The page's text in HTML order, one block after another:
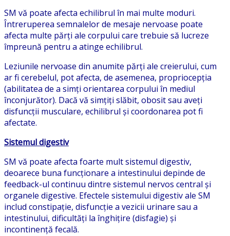
SM vă poate afecta echilibrul în mai multe moduri.
Întreruperea semnalelor de mesaje nervoase poate
afecta multe părți ale corpului care trebuie să lucreze
împreună pentru a atinge echilibrul.
Leziunile nervoase din anumite părți ale creierului, cum
ar fi cerebelul, pot afecta, de asemenea, propriocepția
(abilitatea de a simți orientarea corpului în mediul
înconjurător). Dacă vă simțiți slăbit, obosit sau aveți
disfuncții musculare, echilibrul și coordonarea pot fi
afectate.
Sistemul digestiv
SM vă poate afecta foarte mult sistemul digestiv,
deoarece buna funcționare a intestinului depinde de
feedback-ul continuu dintre sistemul nervos central și
organele digestive. Efectele sistemului digestiv ale SM
includ constipație, disfuncție a vezicii urinare sau a
intestinului, dificultăți la înghițire (disfagie) și
incontinență fecală.